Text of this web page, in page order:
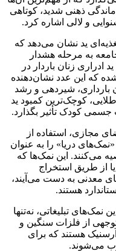
ذهنی شدید، کوتاهی
و لالی اشاره کرد.
ید نشان می‌دهد که
به مرحله هشدار
زنان باردار در
شده که این عدد نشان‌دهنده
بارداری، شیردهی و رشد
طلایی، کوچک‌ترین کمبود ید
جسمی کودک تأثیر بگذارد.
مجازی، استفاده از
دریا» را به عنوان
می‌کنند. این نمک‌ها که
از طریق استخراج
معدنی به دست می‌آیند،
هستند.
تبلیغاتی، نه‌تنها
از فلزات سنگین و
هستند که برای
می‌شوند.